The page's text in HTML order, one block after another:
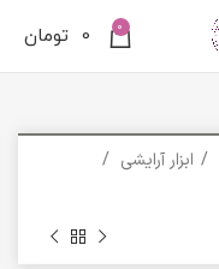
0
0 تومان
ابزار آرایشی